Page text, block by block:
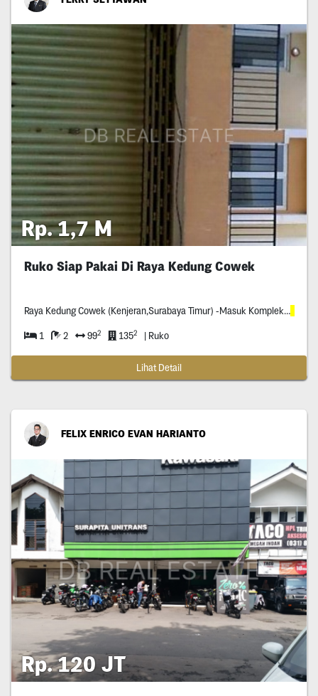
Rp. 1,7 M
Ruko Siap Pakai Di Raya Kedung Cowek
Raya Kedung Cowek (Kenjeran,Surabaya Timur) -Masuk Kompleks
1 2 992 1352 | Ruko
Lihat Detail
FELIX ENRICO EVAN HARIANTO
Rp. 120 JT